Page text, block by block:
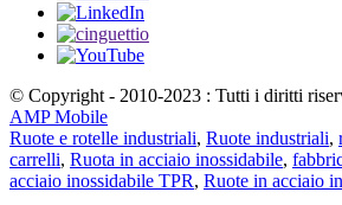
© Copyright - 2010-2023 : Tutti i diritti
AMP Mobile
Ruote e rotelle industriali, Ruote industriali,
carrelli, Ruota in acciaio inossidabile,
acciaio inossidabile TPR, Ruote in acciaio